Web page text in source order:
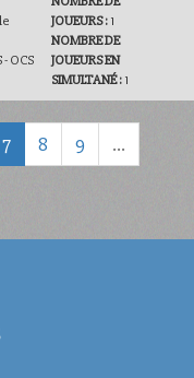
- OCS
JOUEURS :1
NOMBRE DE
JOUEURS EN
SIMULTANÉ :1
7 8 9
…